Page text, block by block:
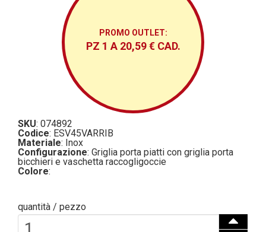
PROMO OUTLET:
PZ 1 A 20,59 € CAD.
SKU: 074892
Codice: ESV45VARRIB
Materiale: Inox
Configurazione: Griglia porta piatti con griglia porta
bicchieri e vaschetta raccogligoccie
Colore:
quantità / pezzo